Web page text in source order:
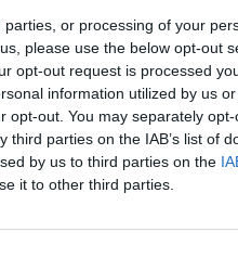
or processing of your
please use the below opt-out
opt-out request is processed
information utilized by us
opt-out. You may separately
parties on the IAB’s list of
by us to third parties on the
it to other third parties.
w CS:GO. Na
półfinale podejmą
będzie PACT.